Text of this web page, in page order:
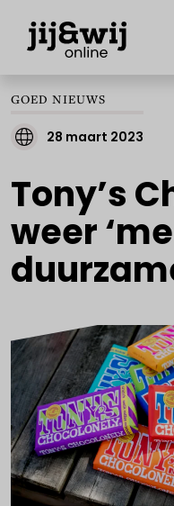
GOED NIEUWS
28 maart 2023
Tony’s
weer